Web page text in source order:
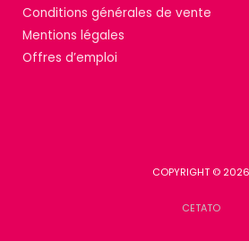
Conditions générales de vente
Mentions légales
Offres d’emploi
COPYRIGHT © 2026
CETATO